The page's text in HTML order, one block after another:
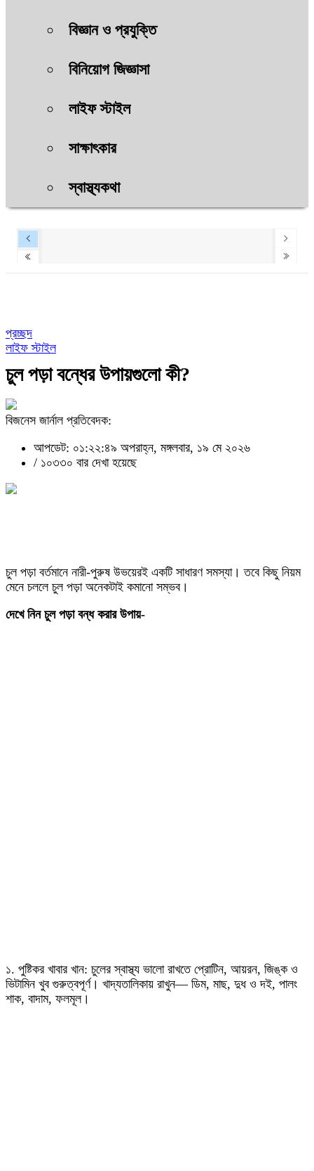
বিজ্ঞান ও প্রযুক্তি
বিনিয়োগ জিজ্ঞাসা
লাইফ স্টাইল
সাক্ষাৎকার
স্বাস্থ্যকথা
প্রচ্ছদ
লাইফ স্টাইল
চুল পড়া বন্ধের উপায়গুলো কী?
বিজনেস জার্নাল প্রতিবেদক:
আপডেট: ০১:২২:৪৯ অপরাহ্ন, মঙ্গলবার, ১৯ মে ২০২৬
/ ১০৩৩০ বার দেখা হয়েছে
চুল পড়া বর্তমানে নারী-পুরুষ উভয়েরই একটি সাধারণ সমস্যা। তবে কিছু নিয়ম
মেনে চললে চুল পড়া অনেকটাই কমানো সম্ভব।
দেখে নিন চুল পড়া বন্ধ করার উপায়-
১. পুষ্টিকর খাবার খান: চুলের স্বাস্থ্য ভালো রাখতে প্রোটিন, আয়রন, জিঙ্ক ও
ভিটামিন খুব গুরুত্বপূর্ণ। খাদ্যতালিকায় রাখুন— ডিম, মাছ, দুধ ও দই, পালং
শাক, বাদাম, ফলমূল।